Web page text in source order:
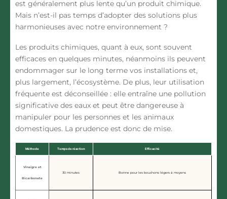
est généralement plus lente qu’un produit chimique.
Mais n’est-il pas temps d’adopter des solutions plus
harmonieuses avec notre environnement ?
Les produits chimiques, quant à eux, sont souvent
efficaces en quelques minutes, néanmoins ils peuvent
endommager sur le long terme vos installations et,
plus largement, l’écosystème. De plus, leur utilisation
fréquente est déconseillée : elle entraîne une pollution
significative des eaux et peut être dangereuse à
manipuler pour les personnes et les animaux
domestiques. La prudence est donc de mise.
Méthode Temps de réaction Efficacité
Vinaigre et
Bicarbonate
30 minutes Bonne pour les bouchons légers à moyens